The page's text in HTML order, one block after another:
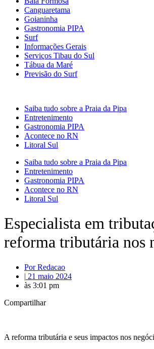
Canguaretama
Goianinha
Gastronomia PIPA
Surf
Informações Gerais
Serviços Tibau do Sul
Tábua da Maré
Previsão do Surf
Saiba tudo sobre a Praia da Pipa
Entretenimento
Gastronomia PIPA
Acontece no RN
Litoral Sul
Saiba tudo sobre a Praia da Pipa
Entretenimento
Gastronomia PIPA
Acontece no RN
Litoral Sul
Especialista em
reforma tributária nos
PorRedacao
| 21 maio 2024
às 3:01 pm
Compartilhar
A reforma tributária e seus impactos nos